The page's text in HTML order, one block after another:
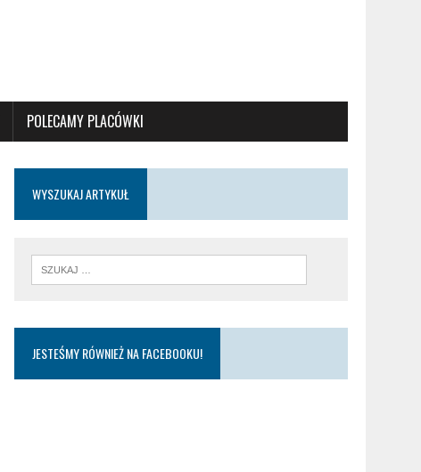
POLECAMY PLACÓWKI
WYSZUKAJ ARTYKUŁ
JESTEŚMY RÓWNIEŻ NA FACEBOOKU!